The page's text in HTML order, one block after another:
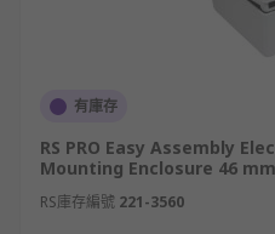
mounting enclosure also
look to the device.
Types of PCB mounting
有庫存
RS PRO Easy Assembly
Mounting Enclosure 46
RS庫存編號 221-3560